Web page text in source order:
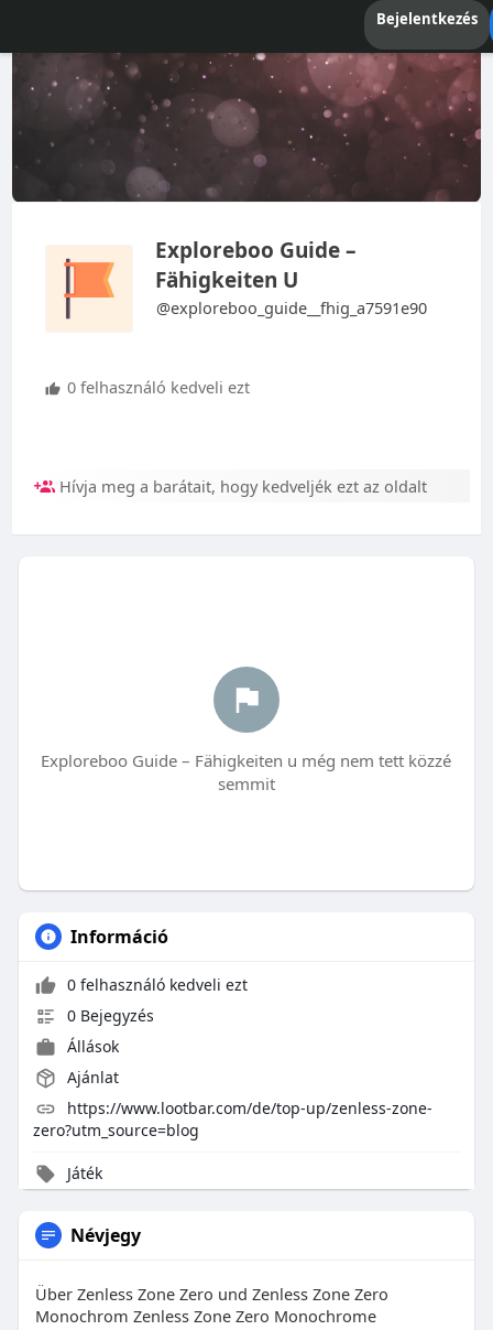
Bejelentkezés
Exploreboo Guide –
Fähigkeiten U
@exploreboo_guide__fhig_a7591e90
0 felhasználó kedveli ezt
Hívja meg a barátait, hogy kedveljék ezt az oldalt
Exploreboo Guide – Fähigkeiten u még nem tett közzé
semmit
Információ
0 felhasználó kedveli ezt
0 Bejegyzés
Állások
Ajánlat
https://www.lootbar.com/de/top-up/zenless-zone-
zero?utm_source=blog
Játék
Névjegy
Über Zenless Zone Zero und Zenless Zone Zero
Monochrom Zenless Zone Zero Monochrome